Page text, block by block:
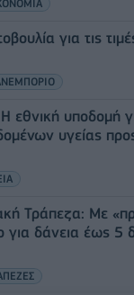
για τις
εθνική υποδομή
υγείας
Τράπεζα: Με
για δάνεια έως 5